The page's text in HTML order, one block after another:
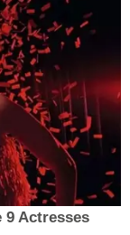
9 Actresses